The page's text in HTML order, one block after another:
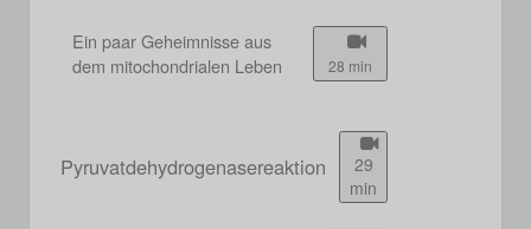
Ein paar Geheimnisse aus
dem mitochondrialen Leben
28 min
Pyruvatdehydrogenasereaktion
29
min